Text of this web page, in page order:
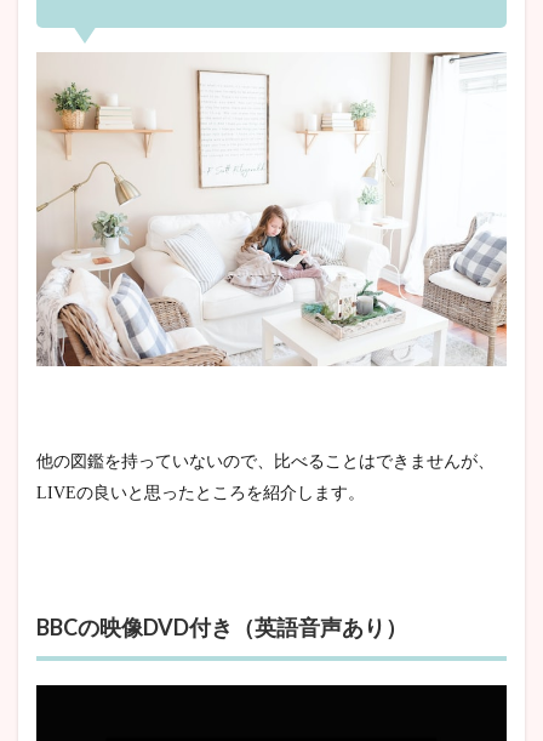
他の図鑑を持っていないので、比べることはできませんが、
LIVEの良いと思ったところを紹介します。
BBCの映像DVD付き（英語音声あり）